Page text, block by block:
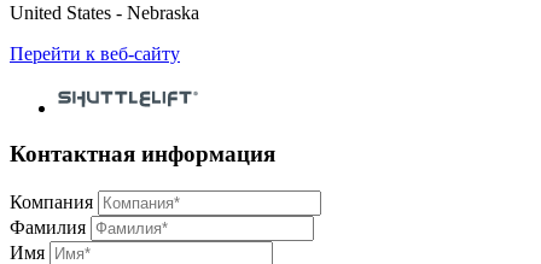
United States - Nebraska
Перейти к веб-сайту
Контактная информация
Компания
Фамилия
Имя